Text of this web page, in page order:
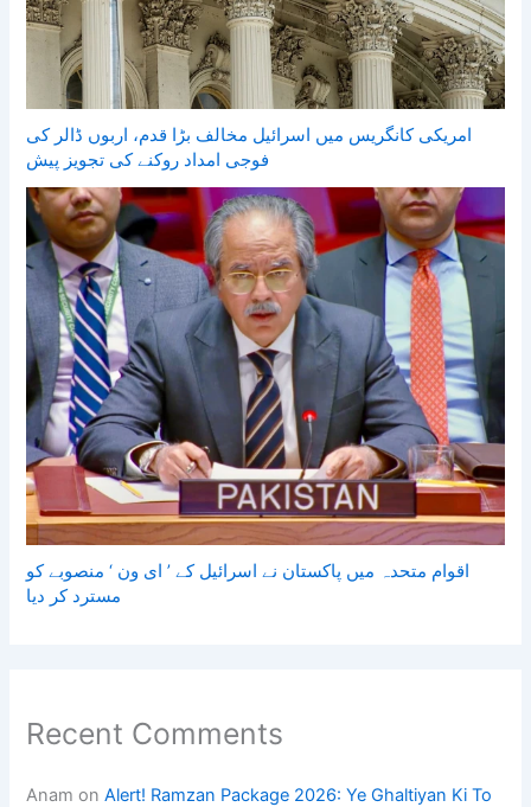
امریکی کانگریس میں اسرائیل مخالف بڑا قدم، اربوں ڈالر کی
فوجی امداد روکنے کی تجویز پیش
اقوام متحدہ میں پاکستان نے اسرائیل کے ’ ای ون ‘ منصوبے کو
مسترد کر دیا
Recent Comments
Anam onAlert! Ramzan Package 2026: Ye Ghaltiyan Ki To